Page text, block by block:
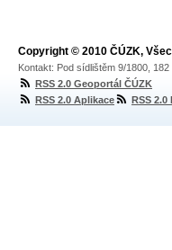
Copyright © 2010 ČÚZK,
Kontakt: Pod sídlištěm 9/1800,
RSS 2.0 Geoportál ČÚZK
RSS 2.0 Aplikace
RSS 2.0